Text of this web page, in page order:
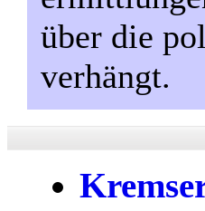
über die
verhängt.